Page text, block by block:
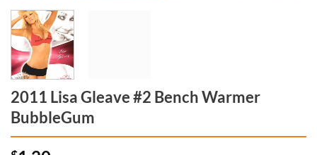
2011 Lisa Gleave #2 Bench Warmer
BubbleGum